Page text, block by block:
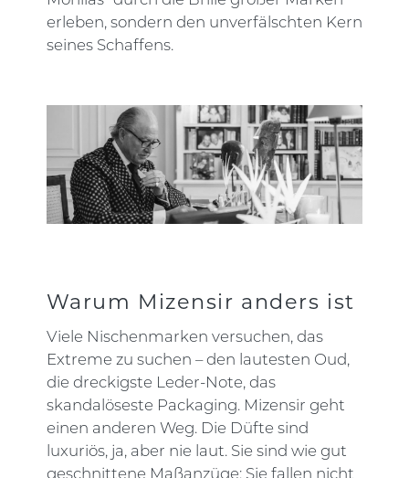
erleben, sondern den unverfälschten Kern
seines Schaffens.
Warum Mizensir anders ist
Viele Nischenmarken versuchen, das
Extreme zu suchen – den lautesten Oud,
die dreckigste Leder-Note, das
skandalöseste Packaging. Mizensir geht
einen anderen Weg. Die Düfte sind
luxuriös, ja, aber nie laut. Sie sind wie gut